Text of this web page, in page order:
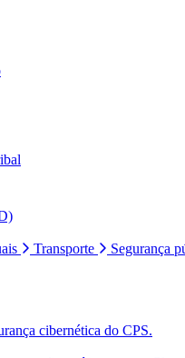
Transporte Segurança
cibernética do CPS.